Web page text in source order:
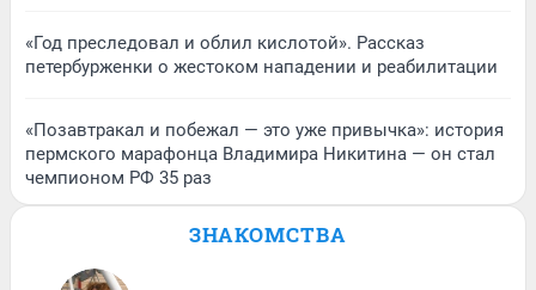
«Год преследовал и облил кислотой». Рассказ
петербурженки о жестоком нападении и реабилитации
«Позавтракал и побежал — это уже привычка»: история
пермского марафонца Владимира Никитина — он стал
чемпионом РФ 35 раз
ЗНАКОМСТВА